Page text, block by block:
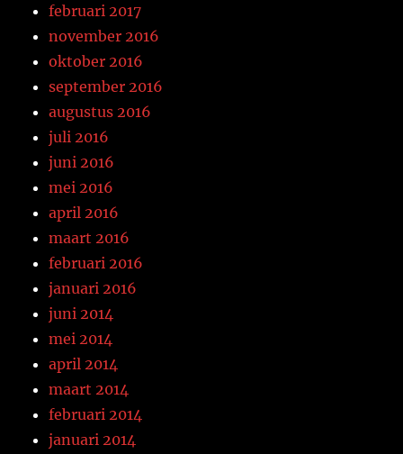
februari 2017
november 2016
oktober 2016
september 2016
augustus 2016
juli 2016
juni 2016
mei 2016
april 2016
maart 2016
februari 2016
januari 2016
juni 2014
mei 2014
april 2014
maart 2014
februari 2014
januari 2014